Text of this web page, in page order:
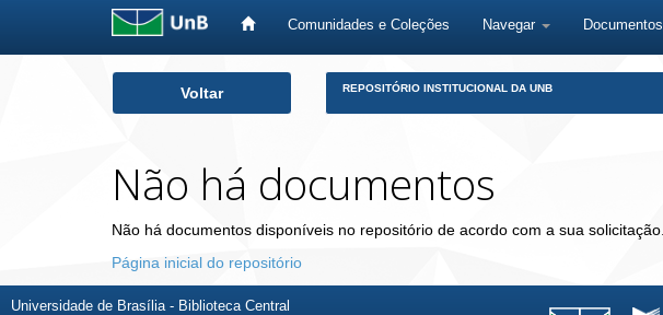
Comunidades e Coleções Navegar Documentos
Voltar REPOSITÓRIO INSTITUCIONAL DA UNB
Não há documentos
Não há documentos disponíveis no repositório de acordo com a sua solicitação.
Página inicial do repositório
Universidade de Brasília - Biblioteca Central